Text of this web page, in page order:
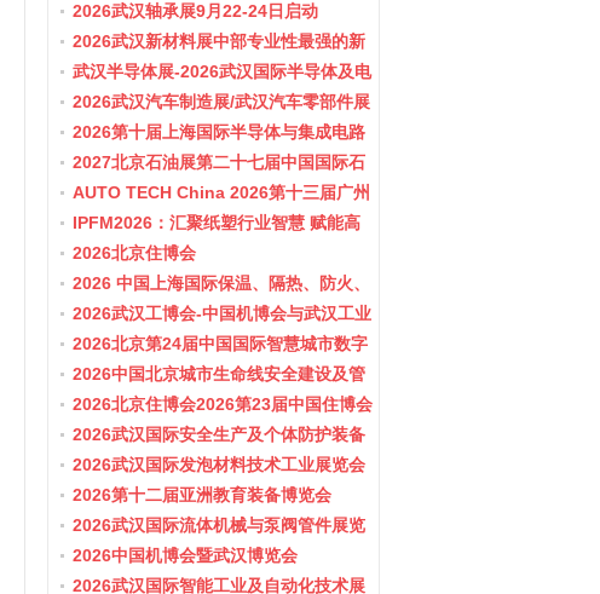
备展览会
2026武汉轴承展9月22-24日启动
2026武汉新材料展中部专业性最强的新
材料行业盛会
武汉半导体展-2026武汉国际半导体及电
子展览会
2026武汉汽车制造展/武汉汽车零部件展
2026第十届上海国际半导体与集成电路
产业应用博览会-11月10-12日
2027北京石油展第二十七届中国国际石
油石化技术装备展览会
AUTO TECH China 2026第十三届广州
国际汽车零部件及加工技术、汽车模具
展览会
IPFM2026：汇聚纸塑行业智慧 赋能高
质健康发展
2026北京住博会
2026 中国上海国际保温、隔热、防火、
隔音新材料展览
2026武汉工博会-中国机博会与武汉工业
博览会
2026北京第24届中国国际智慧城市数字
化城市城市更新建设博览会(主办住建
部）
2026中国北京城市生命线安全建设及管
网博览会
2026北京住博会2026第23届中国住博会
2026住博会
2026武汉国际安全生产及个体防护装备
展览会
2026武汉国际发泡材料技术工业展览会
2026第十二届亚洲教育装备博览会
2026武汉国际流体机械与泵阀管件展览
会/阀门展
2026中国机博会暨武汉博览会
2026武汉国际智能工业及自动化技术展